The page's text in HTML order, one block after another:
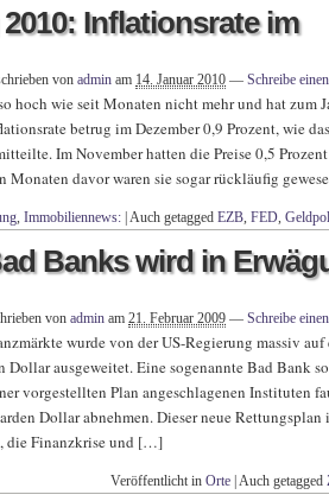
Inflationsrate im
von admin am 14. Januar 2010 — Schreibe
hoch wie seit Monaten nicht mehr und hat zum
betrug im Dezember 0,9 Prozent, wie das
Im November hatten die Preise 0,5
Monaten davor waren sie sogar rückläufig
, Immobiliennews: Auch getagged EZB, FED,
Banks wird in
von admin am 21. Februar 2009 — Schreibe
wurde von der US-Regierung massiv auf
ausgeweitet. Eine sogenannte Bad Bank
vorgestellten Plan angeschlagenen Instituten
Dollar abnehmen. Dieser neue Rettungsplan
die Finanzkrise und […]
Veröffentlicht in Orte Auch getagged